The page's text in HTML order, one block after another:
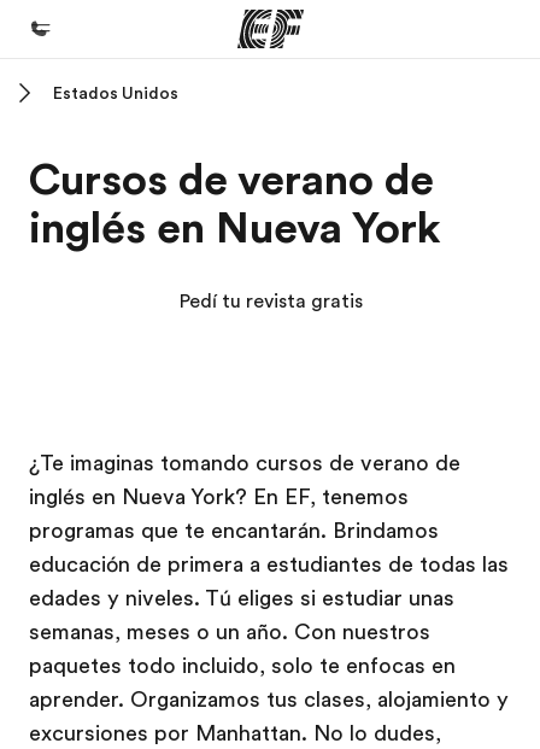
Programas
Ver todo lo que hacemos
Trabajos
Uníte al equipo
Estados Unidos
Cursos de verano de
inglés en Nueva York
Pedí tu revista gratis
¿Te imaginas tomando cursos de verano de
inglés en Nueva York? En EF, tenemos
programas que te encantarán. Brindamos
educación de primera a estudiantes de todas las
edades y niveles. Tú eliges si estudiar unas
semanas, meses o un año. Con nuestros
paquetes todo incluido, solo te enfocas en
aprender. Organizamos tus clases, alojamiento y
excursiones por Manhattan. No lo dudes,